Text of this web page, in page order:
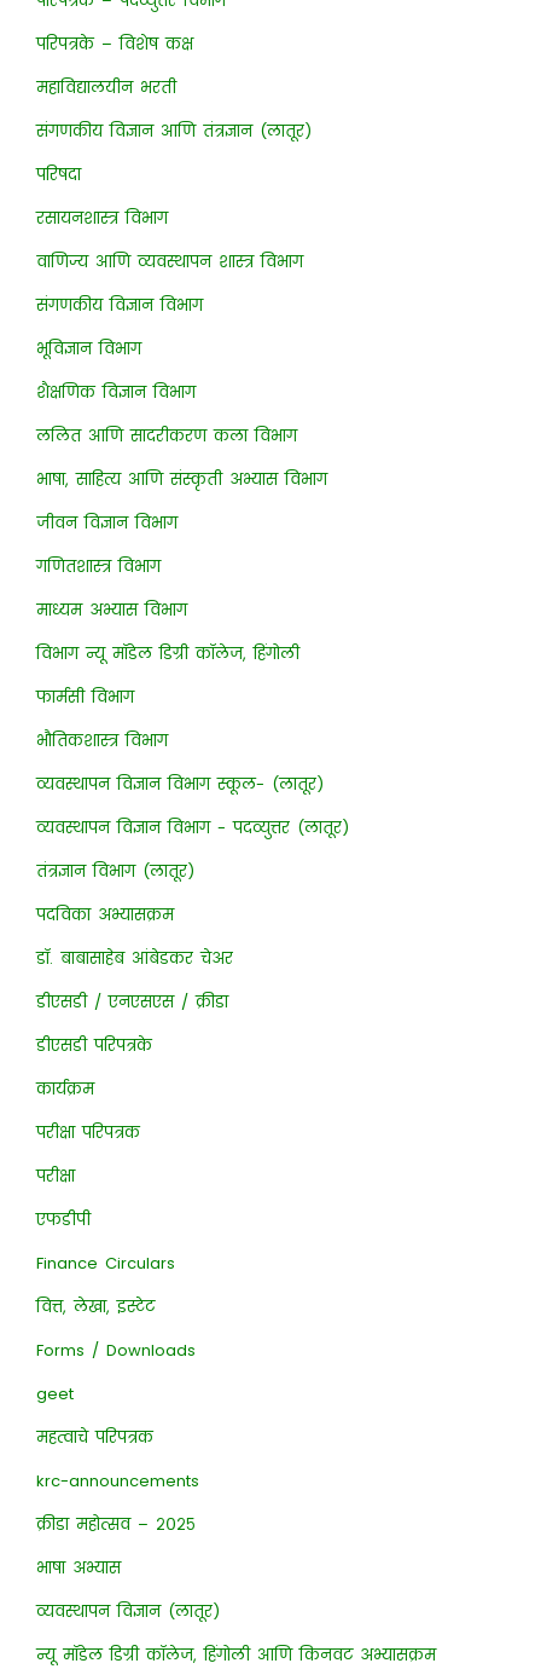
परिपत्रके – विशेष कक्ष
महाविद्यालयीन भरती
संगणकीय विज्ञान आणि तंत्रज्ञान (लातूर)
परिषदा
रसायनशास्त्र विभाग
वाणिज्य आणि व्यवस्थापन शास्त्र विभाग
संगणकीय विज्ञान विभाग
भूविज्ञान विभाग
शैक्षणिक विज्ञान विभाग
ललित आणि सादरीकरण कला विभाग
भाषा, साहित्य आणि संस्कृती अभ्यास विभाग
जीवन विज्ञान विभाग
गणितशास्त्र विभाग
माध्यम अभ्यास विभाग
विभाग न्यू मॉडेल डिग्री कॉलेज, हिंगोली
फार्मसी विभाग
भौतिकशास्त्र विभाग
व्यवस्थापन विज्ञान विभाग स्कूल- (लातूर)
व्यवस्थापन विज्ञान विभाग - पदव्युत्तर (लातूर)
तंत्रज्ञान विभाग (लातूर)
पदविका अभ्यासक्रम
डॉ. बाबासाहेब आंबेडकर चेअर
डीएसडी / एनएसएस / क्रीडा
डीएसडी परिपत्रके
कार्यक्रम
परीक्षा परिपत्रक
परीक्षा
एफडीपी
Finance Circulars
वित्त, लेखा, इस्टेट
Forms / Downloads
geet
महत्वाचे परिपत्रक
krc-announcements
क्रीडा महोत्सव – २०२५
भाषा अभ्यास
व्यवस्थापन विज्ञान (लातूर)
न्यू मॉडेल डिग्री कॉलेज, हिंगोली आणि किनवट अभ्यासक्रम